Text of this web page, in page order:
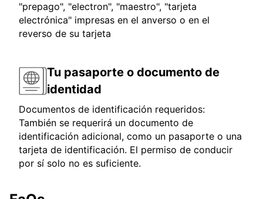
"prepago", "electron", "maestro", "tarjeta
electrónica" impresas en el anverso o en el
reverso de su tarjeta
Tu pasaporte o documento de
identidad
Documentos de identificación requeridos:
También se requerirá un documento de
identificación adicional, como un pasaporte o una
tarjeta de identificación. El permiso de conducir
por sí solo no es suficiente.